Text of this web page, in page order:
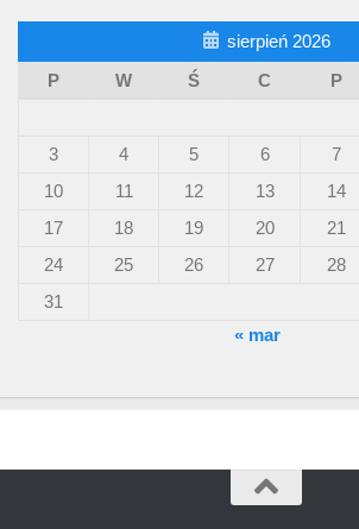
sierpień 2026
P
W Ś C P
3
4 5 6 7
10
11 12 13 14
17
18 19 20 21
24
25 26 27 28
31
« mar